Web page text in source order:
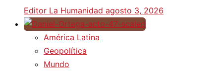
Editor La Humanidad agosto 3, 2026
América Latina
Geopolítica
Mundo